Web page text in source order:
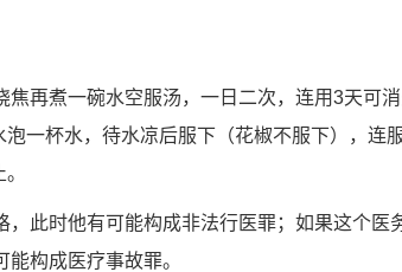
再煮一碗水空服汤，一日二次，连用3天可
一杯水，待水凉后服下（花椒不服下），连
此时他有可能构成非法行医罪；如果这个医
构成医疗事故罪。